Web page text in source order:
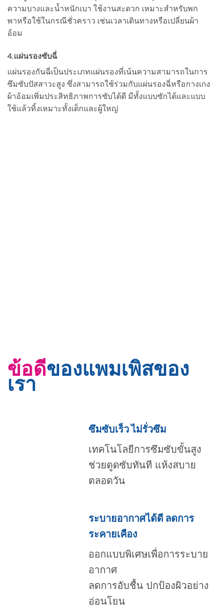
ความบางและน้ำหนักเบา ใช้งานสะดวก เหมาะสำหรับพก
พาหรือใช้ในกรณีชั่วคราว เช่นเวลาเดินทางหรือเปลี่ยนผ้า
อ้อม
4.แผ่นรองซับฉี่
แผ่นรองกันฉี่เป็นประเภทแผ่นรองที่เน้นความสามารถในการ
ซึมซับปัสสาวะสูง ซึ่งสามารถใช้ร่วมกับแผ่นรองฉี่หรือกางเกง
ผ้าอ้อมเพิ่มประสิทธิภาพการซับได้ดี มีทั้งแบบซักได้และแบบ
ใช้แล้วทิ้งเหมาะทั้งเด็กและผู้ใหญ่
ข้อดีของแพมเพิสของ
เรา
ซึมซับเร็ว ไม่รั่วซึม
เทคโนโลยีการซึมซับขั้นสูง
ช่วยดูดซับทันที แห้งสบาย
ตลอดวัน
ระบายอากาศได้ดี ลดการ
ระคายเคือง
ออกแบบพิเศษเพื่อการระบาย
อากาศ
ลดการอับชื้น ปกป้องผิวอย่าง
อ่อนโยน